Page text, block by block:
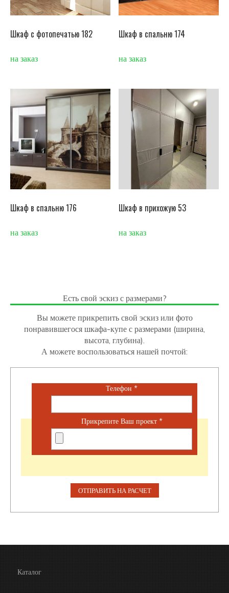
Шкаф с фотопечатью 182
на заказ
Шкаф в спальню 174
на заказ
Шкаф в спальню 176
на заказ
Шкаф в прихожую 53
на заказ
Есть свой эскиз с размерами?
Вы можете прикрепить свой эскиз или фото
понравившегося шкафа-купе с размерами (ширина,
высота, глубина).
А можете воспользоваться нашей почтой:
Телефон *
Прикрепите Ваш проект *
Каталог